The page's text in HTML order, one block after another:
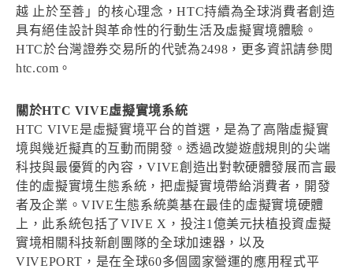
越 止於至善」的核心理念，HTC持續為全球消費者創造
具有絕佳設計與革命性的行動生活及虛擬實境體驗。
HTC於台灣證券交易所的代號為2498，更多資訊請參閱
htc.com。
關於HTC VIVE虛擬實境系統
HTC VIVE是虛擬實境平台的首選，是為了高階虛擬實
境與幾近擬真的互動而開發。透過改變遊戲規則的尖端
科技與最優質的內容，VIVE創造出對軟硬體發展而言最
佳的虛擬實境生態系統，把虛擬實境帶給消費者，開發
者及企業。VIVE生態系統奠基在最佳的虛擬實境硬體
上，此系統包括了VIVE X，投注1億美元扶植投資虛擬
實境相關科技新創團隊的全球加速器，以及
VIVEPORT，是在全球60多個國家營運的應用程式平